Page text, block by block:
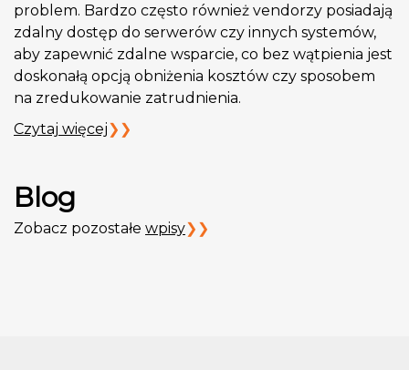
problem. Bardzo często również vendorzy posiadają
zdalny dostęp do serwerów czy innych systemów,
aby zapewnić zdalne wsparcie, co bez wątpienia jest
doskonałą opcją obniżenia kosztów czy sposobem
na zredukowanie zatrudnienia.
Czytaj więcej
Blog
Zobacz pozostałe wpisy